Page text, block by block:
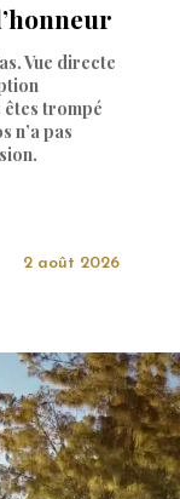
Vue directe
êtes trompé
n’a pas
2 août 2026